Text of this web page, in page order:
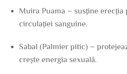
Muira Puama – susține erecția
circulației sanguine.
Sabal (Palmier pitic) –
crește energia sexuală.